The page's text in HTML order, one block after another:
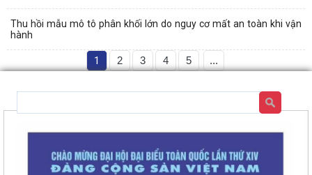
Thu hồi mẫu mô tô phân khối lớn do nguy cơ mất an toàn khi vận
hành
1 2 3 4 5 ...